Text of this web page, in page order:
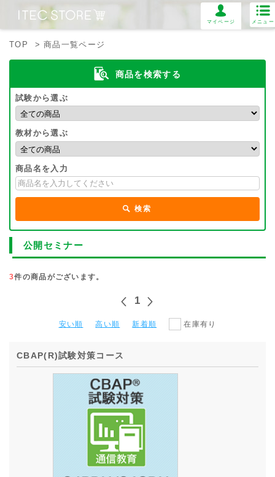
マイページ メニュー
TOP > 商品一覧ページ
商品を検索する
試験から選ぶ
教材から選ぶ
商品名を入力
検索
公開セミナー
3件の商品がございます。
1
安い順 高い順 新着順 在庫有り
CBAP(R)試験対策コース